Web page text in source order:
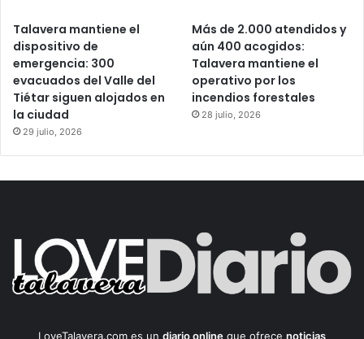
Talavera mantiene el
dispositivo de
emergencia: 300
evacuados del Valle del
Tiétar siguen alojados en
la ciudad
29 julio, 2026
Más de 2.000 atendidos y
aún 400 acogidos:
Talavera mantiene el
operativo por los
incendios forestales
28 julio, 2026
LoveTalavera.com es un diario online que ofrece noticias